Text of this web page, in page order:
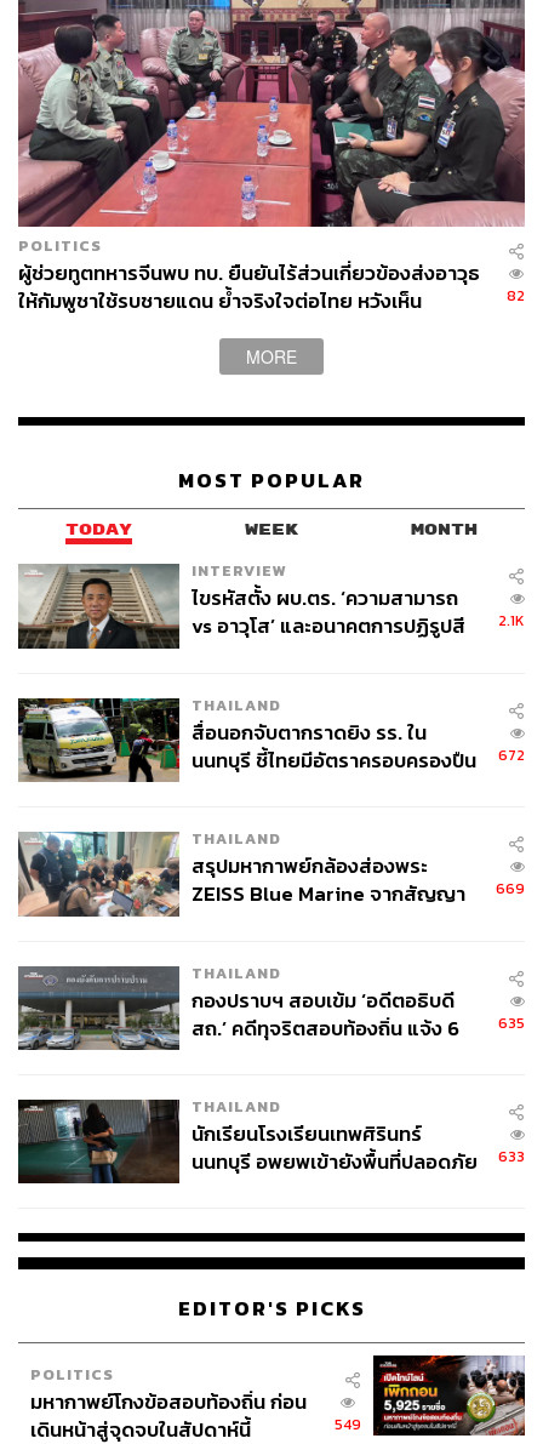
POLITICS
ผู้ช่วยทูตทหารจีนพบ ทบ. ยืนยันไร้ส่วนเกี่ยวข้องส่งอาวุธ
ให้กัมพูชาใช้รบชายแดน ย้ำจริงใจต่อไทย หวังเห็น
82
MORE
MOST POPULAR
TODAY WEEK MONTH
INTERVIEW
ไขรหัสตั้ง ผบ.ตร. ‘ความสามารถ
vs อาวุโส’ และอนาคตการปฏิรูปสี
2.1K
THAILAND
สื่อนอกจับตากราดยิง รร. ใน
นนทบุรี ชี้ไทยมีอัตราครอบครองปืน
672
THAILAND
สรุปมหากาพย์กล้องส่องพระ
ZEISS Blue Marine จากสัญญา
จ่ายหนี้-แอบระบุแบรนด์
669
THAILAND
กองปราบฯ สอบเข้ม ‘อดีตอธิบดี
สถ.’ คดีทุจริตสอบท้องถิ่น แจ้ง 6
635
THAILAND
นักเรียนโรงเรียนเทพศิรินทร์
นนทบุรี อพยพเข้ายังพื้นที่ปลอดภัย
633
EDITOR'S PICKS
POLITICS
มหากาพย์โกงข้อสอบท้องถิ่น ก่อน
เดินหน้าสู่จุดจบในสัปดาห์นี้
549